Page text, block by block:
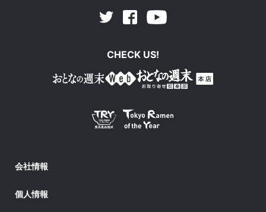
Twitter Facebook
CHECK US!
会社情報
個人情報